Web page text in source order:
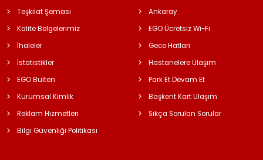
Teşkilat Şeması
Kalite Belgelerimiz
İhaleler
İstatistikler
EGO Bülten
Kurumsal Kimlik
Reklam Hizmetleri
Bilgi Güvenliği Politikası
Ankaray
EGO Ücretsiz Wi-Fi
Gece Hatları
Hastanelere Ulaşım
Park Et Devam Et
Başkent Kart Ulaşım
Sıkça Sorulan Sorular